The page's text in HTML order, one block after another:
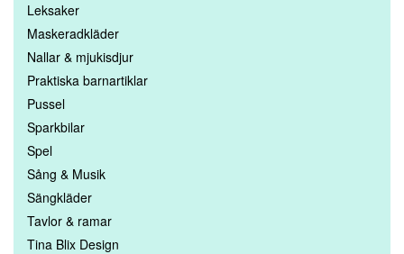
Leksaker
Maskeradkläder
Nallar & mjukisdjur
Praktiska barnartiklar
Pussel
Sparkbilar
Spel
Sång & Musik
Sängkläder
Tavlor & ramar
Tina Blix Design